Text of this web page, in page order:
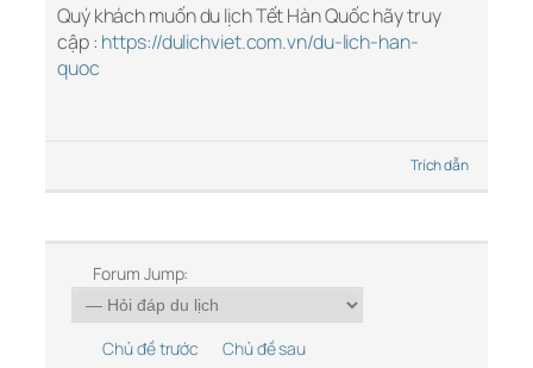
Quý khách muốn du lịch Tết Hàn Quốc hãy truy
cập : https://dulichviet.com.vn/du-lich-han-
quoc
Trích dẫn
Forum Jump:
Chủ đề trước Chủ đề sau